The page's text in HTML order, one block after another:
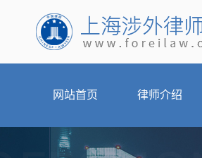
网站首页 律师介绍